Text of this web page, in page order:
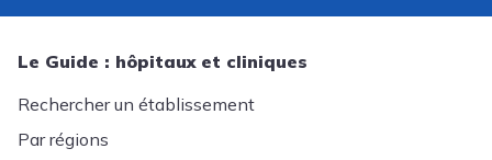
Le Guide : hôpitaux et cliniques
Rechercher un établissement
Par régions